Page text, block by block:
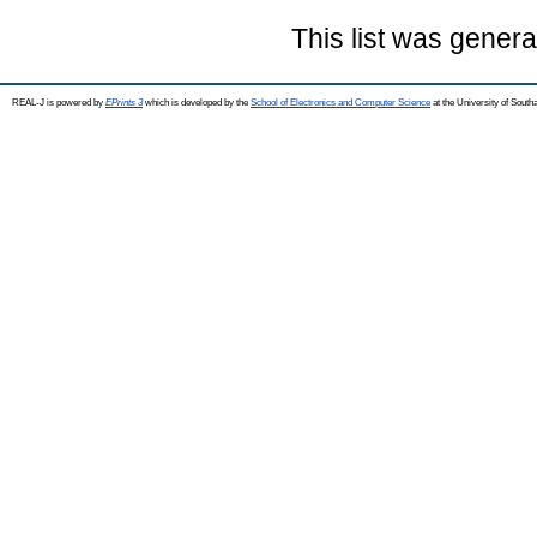
This list was
REAL-J is powered by EPrints 3which is developed by the School of Electronics and Computer Science at the University of